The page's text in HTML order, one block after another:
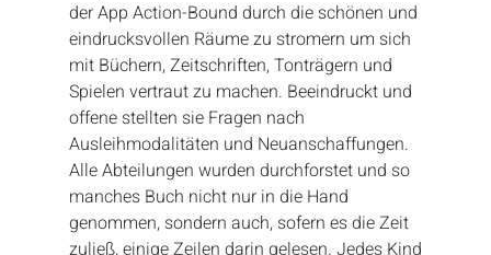
der App Action-Bound durch die schönen und
eindrucksvollen Räume zu stromern um sich
mit Büchern, Zeitschriften, Tonträgern und
Spielen vertraut zu machen. Beeindruckt und
offene stellten sie Fragen nach
Ausleihmodalitäten und Neuanschaffungen.
Alle Abteilungen wurden durchforstet und so
manches Buch nicht nur in die Hand
genommen, sondern auch, sofern es die Zeit
zuließ, einige Zeilen darin gelesen. Jedes Kind